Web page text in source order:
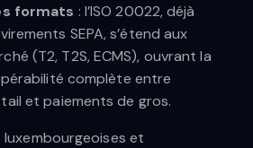
formats : l’ISO 20022, déjà
SEPA, s’étend aux
(T2, T2S, ECMS), ouvrant la
complète entre
et paiements de gros.
et